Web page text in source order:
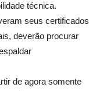
técnica.
seus certificados
deverão procurar
de agora somente